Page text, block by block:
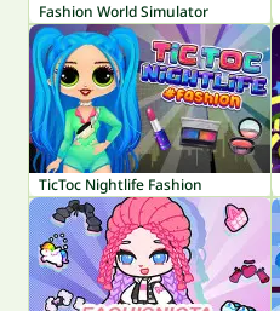
Fashion World Simulator
TicToc Nightlife Fashion